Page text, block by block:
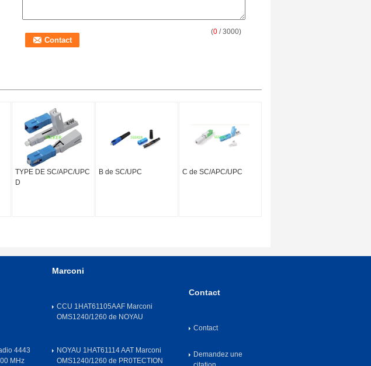
(0 / 3000)
TYPE DE SC/APC/UPC
D
B de SC/UPC C de SC/APC/UPC
4443
MHz
Marconi
CCU 1HAT61105AAF Marconi
OMS1240/1260 de NOYAU
NOYAU 1HAT61114 AAT Marconi
OMS1240/1260 de PR0TECTION
Contact
Contact
Demandez une